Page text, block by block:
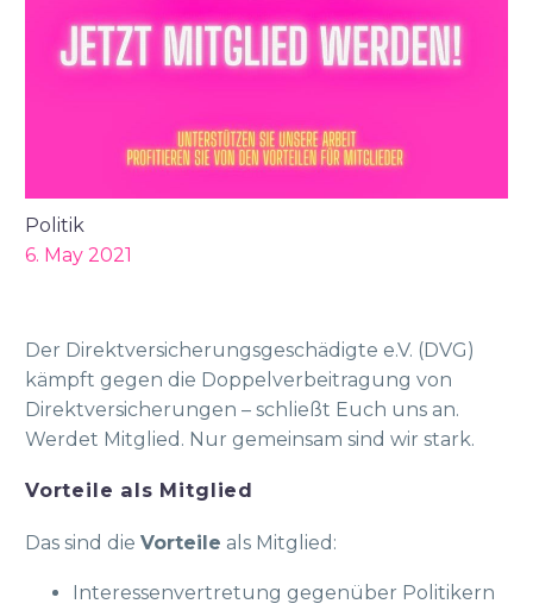
Politik
6. May 2021
Der Direktversicherungsgeschädigte e.V. (DVG)
kämpft gegen die Doppelverbeitragung von
Direktversicherungen – schließt Euch uns an.
Werdet Mitglied. Nur gemeinsam sind wir stark.
Vorteile als Mitglied
Das sind die Vorteile als Mitglied:
Interessenvertretung gegenüber Politikern